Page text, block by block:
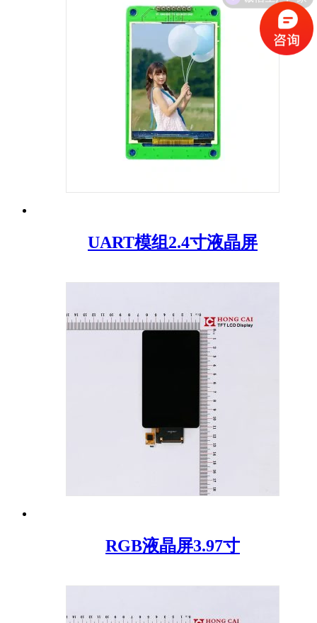
UART模组2.4寸液晶屏
RGB液晶屏3.97寸